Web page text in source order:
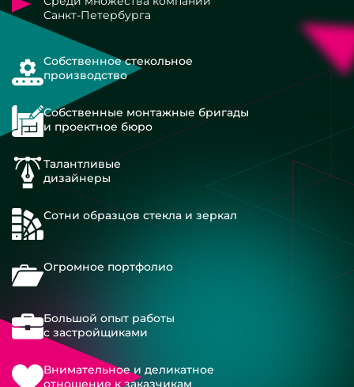
Санкт-Петербурга
Собственное стекольное
производство
Собственные монтажные бригады
и проектное бюро
Талантливые
дизайнеры
Сотни образцов стекла и зеркал
Огромное портфолио
Большой опыт работы
с застройщиками
Внимательное и деликатное
отношение к заказчикам